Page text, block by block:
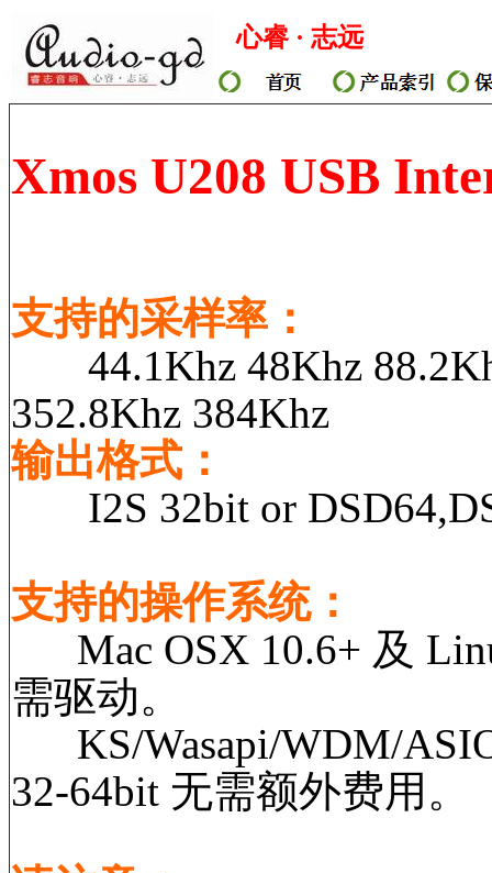
心睿 · 志远
Xmos U208 USB
支持的采样率：
44.1Khz 48Khz
352.8Khz 384Khz
输出格式：
I2S 32bit or
支持的操作系统：
Mac OSX 10.6+ 及
需驱动。
KS/Wasapi/WDM/
32-64bit 无需额外费用。